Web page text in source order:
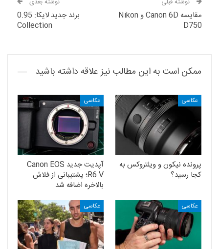
مقایسه Canon 6D و Nikon
D750
برند جدید لایکا: 0.95
Collection
ممکن است به این مطالب نیز علاقه داشته باشید
عکاسی
پرونده نیکون و ویلتروکس به
کجا رسید؟
عکاسی
آپدیت جدید Canon EOS
R6 V؛ پشتیبانی از فلاش
بالاخره اضافه شد
عکاسی عکاسی